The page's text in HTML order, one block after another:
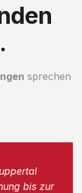
sprechen
bis zur